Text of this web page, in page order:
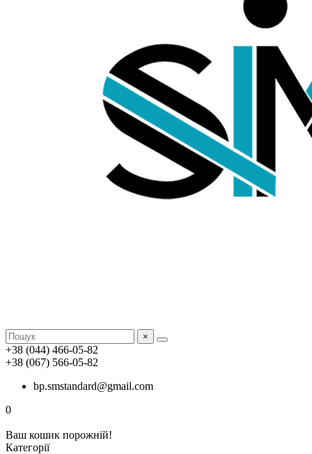
×
+38 (044) 466-05-82
+38 (067) 566-05-82
bp.smstandard@gmail.com
0
Ваш кошик порожній!
Категорії